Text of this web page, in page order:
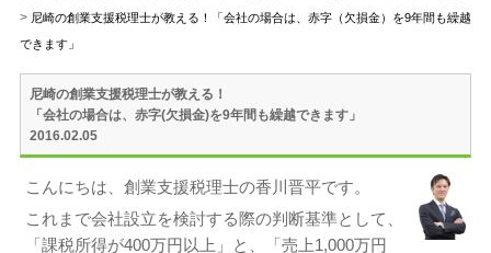
> 尼崎の創業支援税理士が教える！「会社の場合は、赤字（欠損金）を9年間も繰越
できます」
尼崎の創業支援税理士が教える！
「会社の場合は、赤字(欠損金)を9年間も繰越できます」
2016.02.05
こんにちは、創業支援税理士の香川晋平です。
これまで会社設立を検討する際の判断基準として、
「課税所得が400万円以上」と、「売上1,000万円